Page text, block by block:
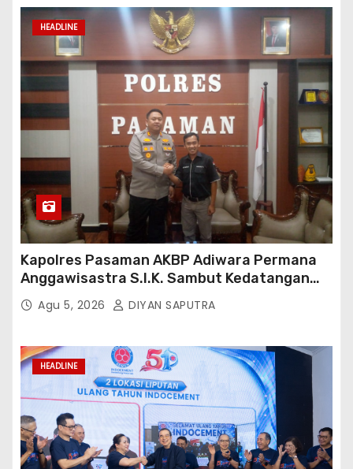
HEADLINE
Kapolres Pasaman AKBP Adiwara Permana
Anggawisastra S.I.K. Sambut Kedatangan
Kepala Cakrawala Tv Sumatera Barat
Agu 5, 2026 DIYAN SAPUTRA
HEADLINE